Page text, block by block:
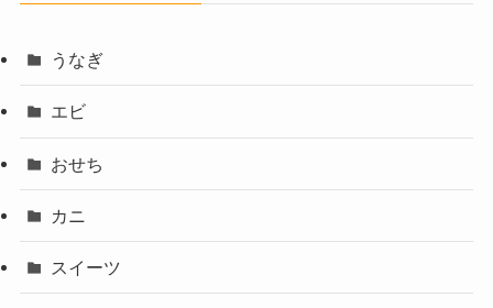
うなぎ
エビ
おせち
カニ
スイーツ